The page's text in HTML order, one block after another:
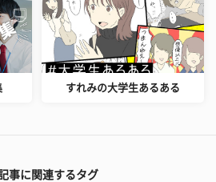
すれみの大学生あるある
事に関連するタグ